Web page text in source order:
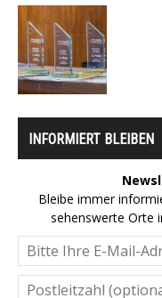
INFORMIERT BLEIBEN
Bleibe immer
sehenswerte Orte